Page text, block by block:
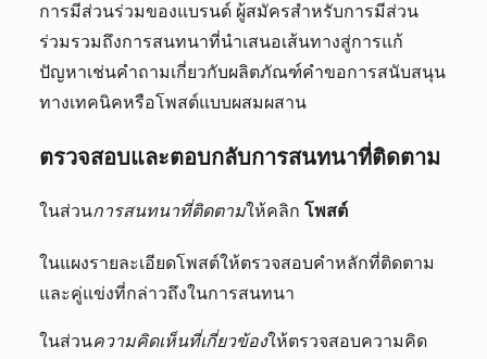
การมีส่วนร่วมของแบรนด์ ผู้สมัครสำหรับการมีส่วน
ร่วมรวมถึงการสนทนาที่นำเสนอเส้นทางสู่การแก้
ปัญหาเช่นคำถามเกี่ยวกับผลิตภัณฑ์คำขอการสนับสนุน
ทางเทคนิคหรือโพสต์แบบผสมผสาน
ตรวจสอบและตอบกลับการสนทนาที่ติดตาม
ในส่วนการสนทนาที่ติดตามให้คลิก โพสต์
ในแผงรายละเอียดโพสต์ให้ตรวจสอบคำหลักที่ติดตาม
และคู่แข่งที่กล่าวถึงในการสนทนา
ในส่วนความคิดเห็นที่เกี่ยวข้องให้ตรวจสอบความคิด